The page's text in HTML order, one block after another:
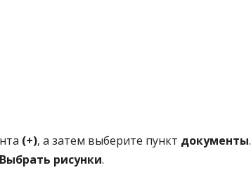
(+), а затем выберите пункт документы.
рисунки.